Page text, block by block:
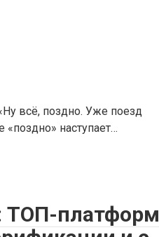
всё, поздно. Уже поезд
наступает…
ТОП-платформ